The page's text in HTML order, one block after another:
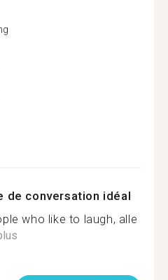
de conversation idéal
who like to laugh, alle